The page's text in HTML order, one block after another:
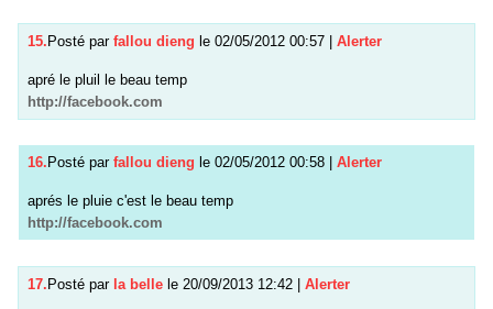
15.Posté par fallou dieng le 02/05/2012 00:57 | Alerter
apré le pluil le beau temp
http://facebook.com
16. Posté par fallou dieng le 02/05/2012 00:58 Alerter
aprés le pluie c'est le beau temp
http://facebook.com
17. Posté par la belle le 20/09/2013 12:42 Alerter